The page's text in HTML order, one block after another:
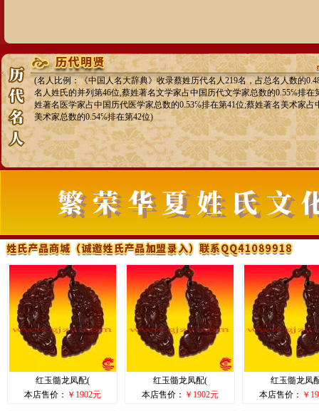
(名人比例：《中国人名大辞典》收录蔡姓历代名人219名，占总名人数的
名人姓氏的并列第46位,蔡姓著名文学家占中国历代文学家总数的0.55℅排在
姓著名医学家占中国历代医学家总数的0.53℅排在第41位;蔡姓著名美术家占
美术家总数的0.54℅排在第42位)
红玉髓龙凤配(
本店售价： ￥1902元
红玉髓龙凤配(
本店售价： ￥1902元
红玉髓龙凤
本店售价： ￥